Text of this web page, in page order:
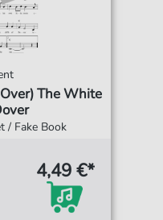
The White
/ Fake Book
4,49 €*